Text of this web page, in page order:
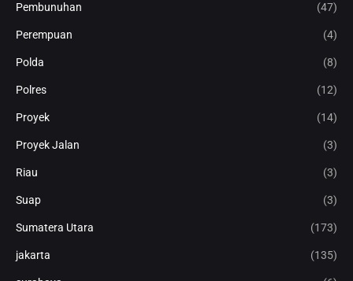
Pembunuhan (47)
Perempuan (4)
Polda (8)
Polres (12)
Proyek (14)
Proyek Jalan (3)
Riau (3)
Suap (3)
Sumatera Utara (173)
jakarta (135)